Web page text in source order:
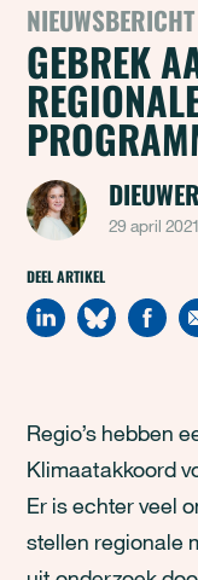
NIEUWSBERICHT
GEBREK
29 april 2021
DEEL ARTIKEL
Regio’s hebben
Klimaatakkoord
Er is echter veel
stellen regionale